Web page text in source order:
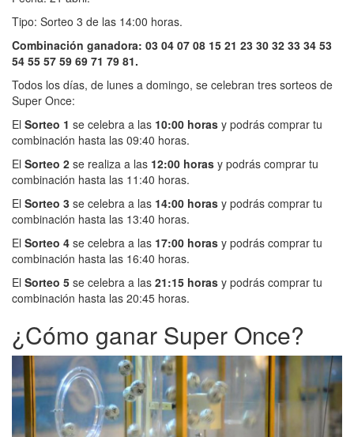
Tipo: Sorteo 3 de las 14:00 horas.
Combinación ganadora: 03 04 07 08 15 21 23 30 32 33 34 53
54 55 57 59 69 71 79 81.
Todos los días, de lunes a domingo, se celebran tres sorteos de
Super Once:
El Sorteo 1 se celebra a las 10:00 horas y podrás comprar tu
combinación hasta las 09:40 horas.
El Sorteo 2 se realiza a las 12:00 horas y podrás comprar tu
combinación hasta las 11:40 horas.
El Sorteo 3 se celebra a las 14:00 horas y podrás comprar tu
combinación hasta las 13:40 horas.
El Sorteo 4 se celebra a las 17:00 horas y podrás comprar tu
combinación hasta las 16:40 horas.
El Sorteo 5 se celebra a las 21:15 horas y podrás comprar tu
combinación hasta las 20:45 horas.
¿Cómo ganar Super Once?